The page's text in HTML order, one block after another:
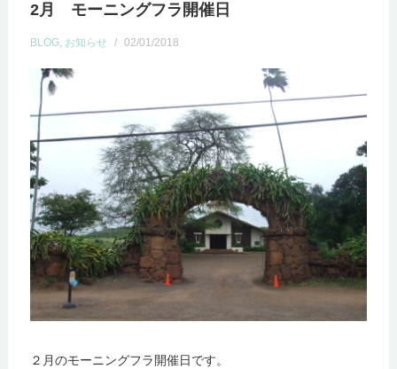
2月 モーニングフラ開催日
BLOG, お知らせ / 02/01/2018
２月のモーニングフラ開催日です。